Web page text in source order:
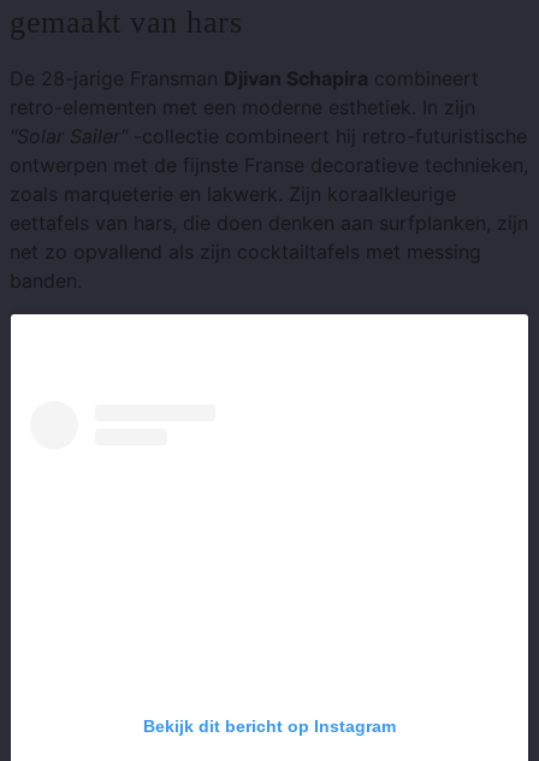
gemaakt van hars
De 28-jarige Fransman Djivan Schapira combineert
retro-elementen met een moderne esthetiek. In zijn
"Solar Sailer" -collectie combineert hij retro-futuristische
ontwerpen met de fijnste Franse decoratieve technieken,
zoals marqueterie en lakwerk. Zijn koraalkleurige
eettafels van hars, die doen denken aan surfplanken, zijn
net zo opvallend als zijn cocktailtafels met messing
banden.
Bekijk dit bericht op Instagram